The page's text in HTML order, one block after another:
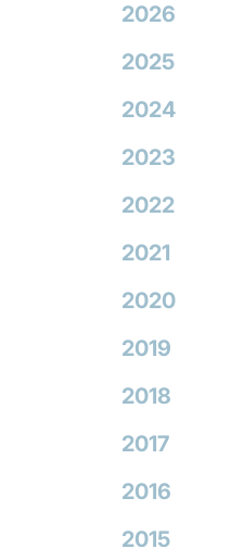
2026
2025
2024
2023
2022
2021
2020
2019
2018
2017
2016
2015